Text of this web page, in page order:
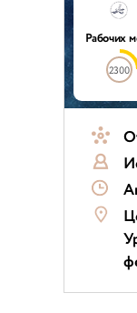
Рабочих
2300